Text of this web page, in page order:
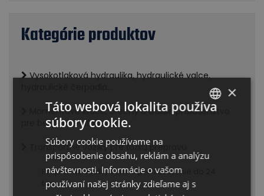
Kategórie produktov
Vysokotlaková hydraulika, hydraulické valce,
Momentové kľúče, orechy a ďalšie príslušenstvo
pre bezpečné uťahovanie
Transportné vozíky pre ťažkú prepravu
Prepravné vozíky série K pre zaťaženie do 24
ton
×
Táto webová lokalita používa
súbory cookie.
Súbory cookie používame na
prispôsobenie obsahu, reklám a analýzu
návštevnosti. Informácie o vašom
používaní našej stránky zdieľame aj s